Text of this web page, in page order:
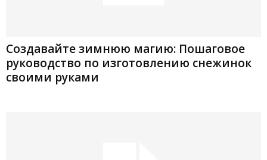
Создавайте зимнюю магию: Пошаговое
руководство по изготовлению снежинок
своими руками